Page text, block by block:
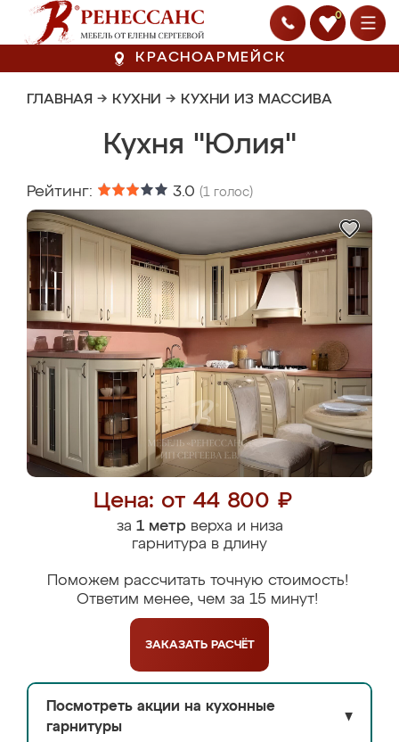
0
КРАСНОАРМЕЙСК
ГЛАВНАЯ → КУХНИ → КУХНИ ИЗ МАССИВА
Кухня "Юлия"
Рейтинг: 3.0 (1 голос)
Цена: от 44 800 ₽
за 1 метрверха и низа
гарнитура в длину
Поможем рассчитать точную стоимость!
Ответим менее, чем за 15 минут!
ЗАКАЗАТЬ РАСЧЁТ
Посмотреть акции на кухонные
гарнитуры
▼